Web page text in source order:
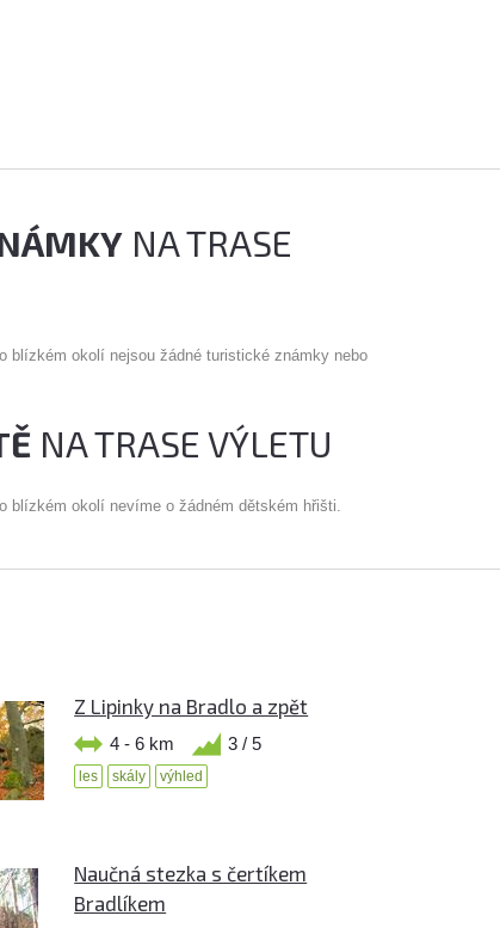
NA TRASE
blízkém okolí nejsou žádné turistické známky nebo
NA TRASE VÝLETU
blízkém okolí nevíme o žádném dětském hřišti.
Z Lipinky na Bradlo a zpět
4 - 6 km 3 / 5
les skály výhled
Naučná stezka s čertíkem
Bradlíkem